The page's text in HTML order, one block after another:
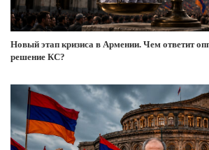
Новый этап кризиса в Армении. Чем ответит
решение КС?